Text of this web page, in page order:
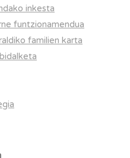
inkesta
funtzionamendua
familien karta